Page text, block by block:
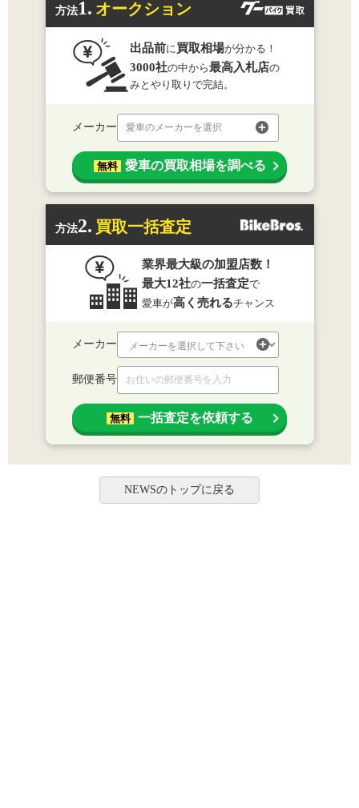
方法1. オークション
出品前に 買取相場が分かる！
3000社の中から最高入札店の
みとやり取りで完結。
メーカー 愛車のメーカーを選択
無料 愛車の買取相場を調べる
方法2. 買取一括査定
業界最大級の加盟店数！
最大12社の一括査定で
愛車が高く売れるチャンス
メーカー
郵便番号
無料 一括査定を依頼する
NEWSのトップに戻る